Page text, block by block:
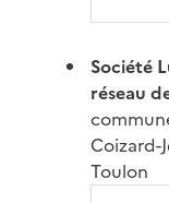
Société
réseau
Coizard-
Toulon